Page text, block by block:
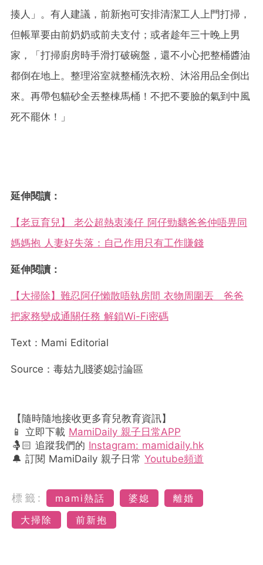
揍人」。有人建議，前新抱可安排清潔工人上門打掃，
但帳單要由前奶奶或前夫支付；或者趁年三十晚上男
家，「打掃廚房時手滑打破碗盤，還不小心把整桶醬油
都倒在地上。整理浴室就整桶洗衣粉、沐浴用品全倒出
來。再帶包貓砂全丟整棟馬桶！不把不要臉的氣到中風
死不罷休！」
延伸閱讀：
【老豆育兒】 老公超熱衷湊仔 阿仔勁黐爸爸仲唔畀同
媽媽抱 人妻好失落：自己作用只有工作賺錢
延伸閱讀：
【大掃除】難忍阿仔懶散唔執房間 衣物周圍丟 爸爸
把家務變成通關任務 解鎖Wi-Fi密碼
Text：Mami Editorial
Source：毒姑九賤婆媳討論區
【隨時隨地接收更多育兒教育資訊】
📱 立即下載 MamiDaily 親子日常APP
🤱🏻 追蹤我們的 Instagram: mamidaily.hk
🔔 訂閱 MamiDaily 親子日常 Youtube頻道
標籤: mami熱話 婆媳
離婚
大掃除
前新抱